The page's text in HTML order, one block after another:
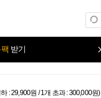
받기
: 29,900원 / 1개 초과 : 300,000원)